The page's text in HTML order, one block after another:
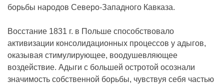
борьбы народов Северо-Западного Кавказа.
Восстание 1831 г. в Польше способствовало
активизации консолидационных процессов у адыгов,
оказывая стимулирующее, воодушевляющее
воздействие. Адыги с большей остротой осознали
значимость собственной борьбы, чувствуя себя частью